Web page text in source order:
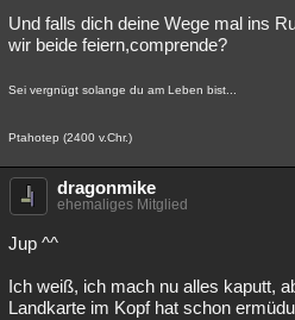
Und falls dich deine Wege mal ins
wir beide feiern,comprende?
Sei vergnügt solange du am Leben bist...
Ptahotep (2400 v.Chr.)
dragonmike
ehemaliges Mitglied
Jup ^^
Ich weiß, ich mach nu alles kaputt,
Landkarte im Kopf hat schon